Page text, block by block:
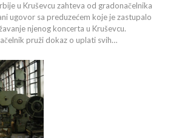
u Kruševcu zahteva od gradonačelnika
ugovor sa preduzećem koje je zastupalo
njenog koncerta u Kruševcu.
pruži dokaz o uplati svih…